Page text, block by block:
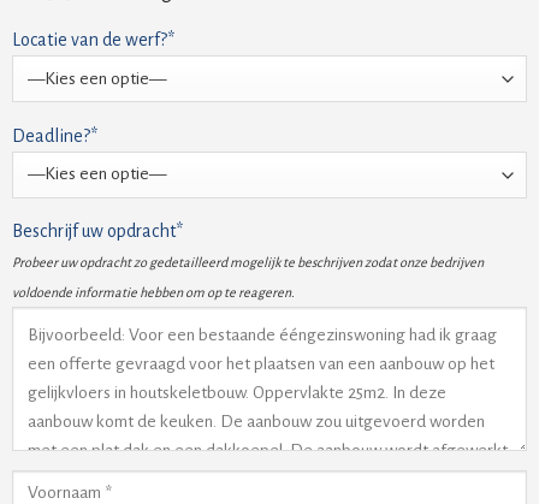
Locatie van de werf?*
Deadline?*
Beschrijf uw opdracht*
Probeer uw opdracht zo gedetailleerd mogelijk te beschrijven zodat onze bedrijven
voldoende informatie hebben om op te reageren.